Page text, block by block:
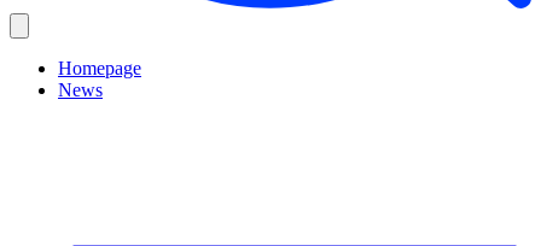
Homepage
News